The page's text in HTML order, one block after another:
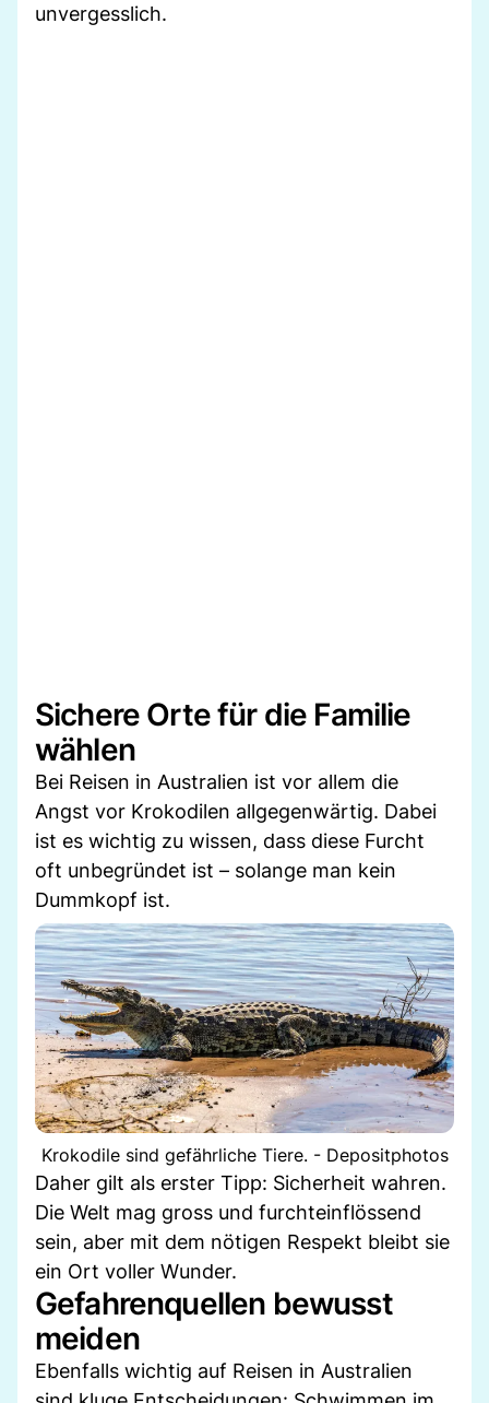
unvergesslich.
Sichere Orte für die Familie
wählen
Bei Reisen in Australien ist vor allem die
Angst vor Krokodilen allgegenwärtig. Dabei
ist es wichtig zu wissen, dass diese Furcht
oft unbegründet ist – solange man kein
Dummkopf ist.
Krokodile sind gefährliche Tiere. - Depositphotos
Daher gilt als erster Tipp: Sicherheit wahren.
Die Welt mag gross und furchteinflössend
sein, aber mit dem nötigen Respekt bleibt sie
ein Ort voller Wunder.
Gefahrenquellen bewusst
meiden
Ebenfalls wichtig auf Reisen in Australien